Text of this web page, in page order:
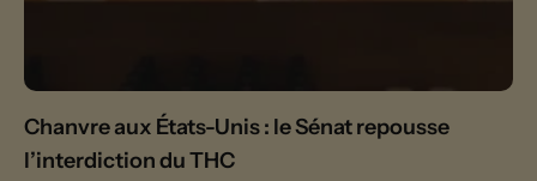
Chanvre aux États-Unis : le Sénat repousse
l’interdiction du THC